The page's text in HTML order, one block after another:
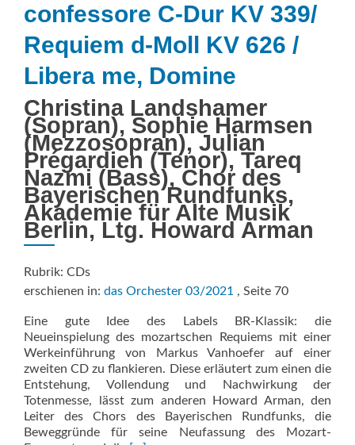
confessore C-Dur KV 339/
Requiem d-Moll KV 626 /
Libera me, Domine
Christina Landshamer
(Sopran), Sophie Harmsen
(Mezzosopran), Julian
Prégardien (Tenor), Tareq
Nazmi (Bass), Chor des
Bayerischen Rundfunks,
Akademie für Alte Musik
Berlin, Ltg. Howard Arman
Rubrik: CDs
erschienen in: das Orchester 03/2021 , Seite 70
Eine gute Idee des Labels BR-Klassik: die
Neueinspielung des mozartschen Requiems mit einer
Werkeinführung von Markus Vanhoefer auf einer
zweiten CD zu flankieren. Diese erläutert zum einen die
Entstehung, Vollendung und Nachwirkung der
Totenmesse, lässt zum anderen Howard Arman, den
Leiter des Chors des Bayerischen Rundfunks, die
Beweggründe für seine Neufassung des Mozart-